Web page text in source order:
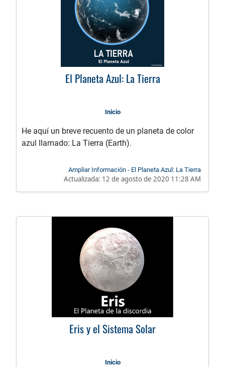
El Planeta Azul: La Tierra
Inicio
He aquí un breve recuento de un planeta de color
azul llamado: La Tierra (Earth).
Ampliar Información - El Planeta Azul: La Tierra
Actualizada: 12 de agosto de 2020 11:28 AM
Eris y el Sistema Solar
Inicio